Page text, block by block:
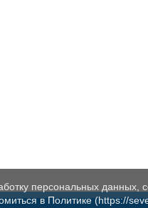
персональных
в Политике (https://